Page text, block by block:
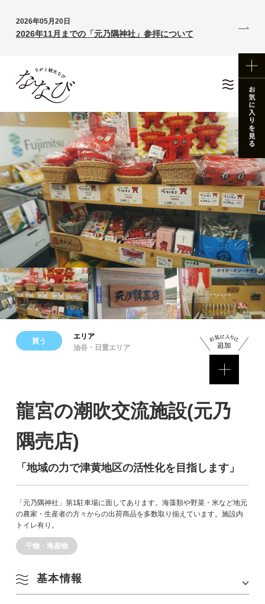
2026年05月20日
2026年11月までの「元乃隅神社」参拝について
買う
エリア
油谷・日置エリア
龍宮の潮吹交流施設(元乃
隅売店)
「地域の力で津黄地区の活性化を目指します」
「元乃隅神社」第1駐車場に面してあります。海藻類や野菜・米など地元
の農家・生産者の方々からの出荷商品を多数取り揃えています。施設内
トイレ有り。
干物・海産物
基本情報